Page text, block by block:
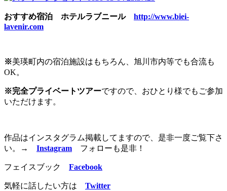
おすすめ宿泊 ホテルラブニール http://www.biei-
lavenir.com
※美瑛町内の宿泊施設はもちろん、旭川市内等でも合流も
OK。
※完全プライベートツアーですので、おひとり様でもご参加
いただけます。
作品はインスタグラム掲載してますので、是非一度ご覧下さ
い。
→ Instagram フォローも是非！
フェイスブック Facebook
気軽に話したい方は Twitter